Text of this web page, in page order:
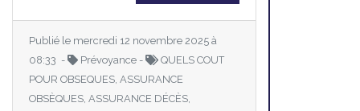
Publié le mercredi 12 novembre 2025 à
08:33 -
Prévoyance -
QUELS COUT
POUR OBSEQUES, ASSURANCE
OBSÈQUES, ASSURANCE DÉCÈS,